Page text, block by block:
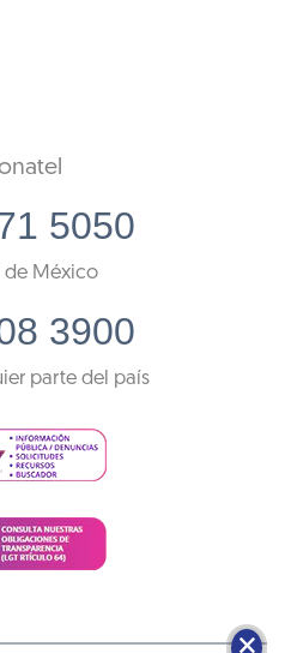
5050
de México
3900
parte del país
🗙